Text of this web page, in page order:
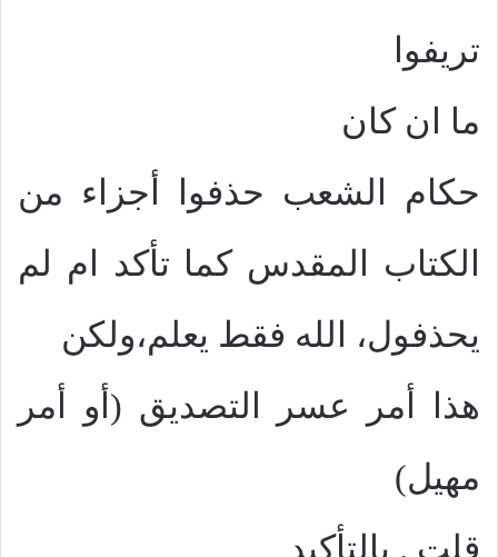
تريفوا
ما ان كان
حكام الشعب حذفوا أجزاء من
الكتاب المقدس كما تأكد ام لم
يحذفول، الله فقط يعلم،ولكن
هذا أمر عسر التصديق (أو أمر
مهيل)
قلت . بالتأكيد